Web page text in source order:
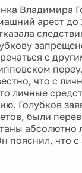
Владимира
арест до
с
что с
личные
Голубков
были
абсолютно
пояснил, что с